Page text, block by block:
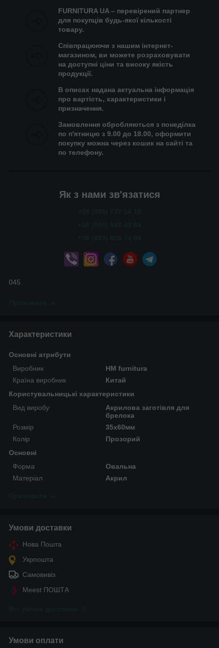
FURNITURA UA – перевірений партнер
для покупців будь-якої кількості
товару.
Співпрацюючи з нашим інтернет-
магазином, ви можете розраховувати
на доступні ціни та високу якість
продукції.
В описах надана актуальна інформація
про вартість, характеристики і
призначення.
Замовлення обробляються з понеділка
по п'ятницю з 9.00 до 18.00, оформити
покупку можна через кошик на сайті та
по телефону.
Як з нами зв'язатися
045
Характеристики
Основні атрибути
Виробник
HM furnitura
Країна виробник
Китай
Користувальницькі характеристики
Вид виробу
Акрилова заготівля для
брелока
Розмір
35х60мм
Колір
Прозорий
Основні
Форма
Овальна
Матеріал
Акрил
Умови доставки
Нова Пошта
Укрпошта
Самовивіз
Meest ПОШТА
Умови оплати